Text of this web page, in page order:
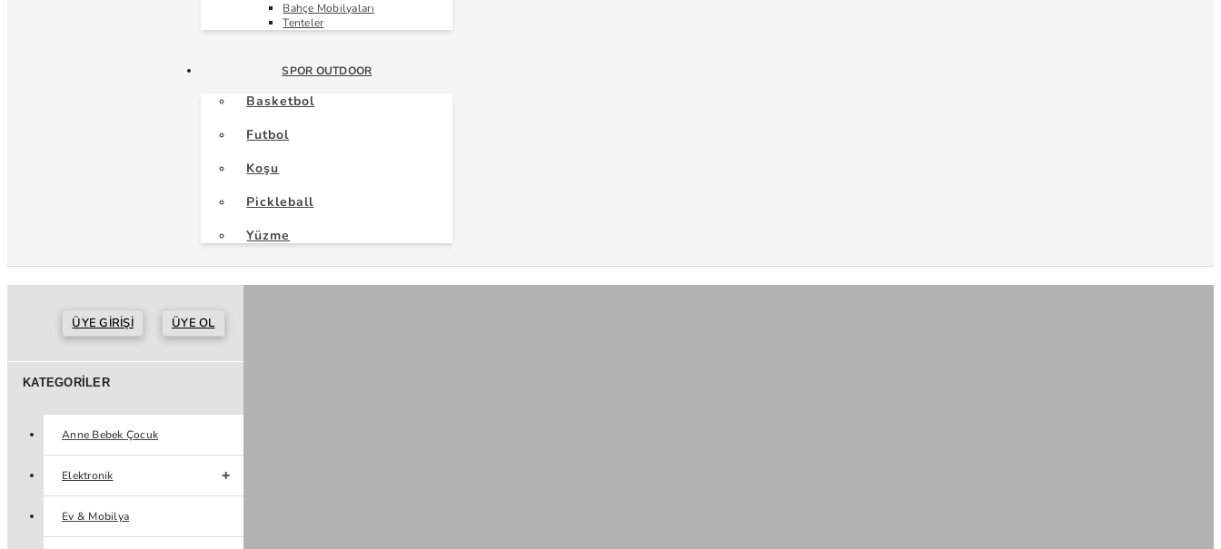
Bahçe Mobilyaları
Tenteler
SPOR OUTDOOR
Basketbol
Futbol
Koşu
Pickleball
Yüzme
ÜYE GIRIŞI ÜYE OL
KATEGORILER
Anne Bebek Çocuk
Elektronik
Ev & Mobilya